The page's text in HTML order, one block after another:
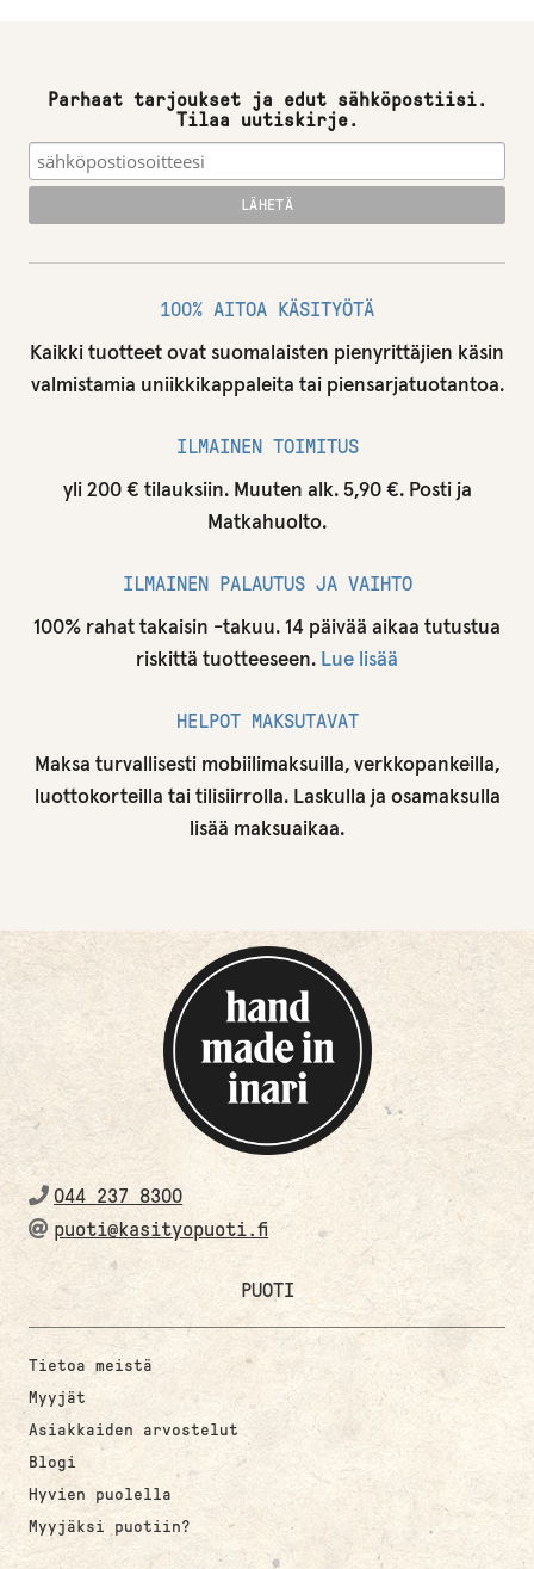
Parhaat tarjoukset ja edut sähköpostiisi.
Tilaa uutiskirje.
100% AITOA KÄSITYÖTÄ
Kaikki tuotteet ovat suomalaisten pienyrittäjien käsin
valmistamia uniikkikappaleita tai piensarjatuotantoa.
ILMAINEN TOIMITUS
yli 200 € tilauksiin. Muuten alk. 5,90 €. Posti ja
Matkahuolto.
ILMAINEN PALAUTUS JA VAIHTO
100% rahat takaisin -takuu. 14 päivää aikaa tutustua
riskittä tuotteeseen. Lue lisää
HELPOT MAKSUTAVAT
Maksa turvallisesti mobiilimaksuilla, verkkopankeilla,
luottokorteilla tai tilisiirrolla. Laskulla ja osamaksulla
lisää maksuaikaa.
044 237 8300
puoti@kasityopuoti.fi
PUOTI
Tietoa meistä
Myyjät
Asiakkaiden arvostelut
Blogi
Hyvien puolella
Myyjäksi puotiin?